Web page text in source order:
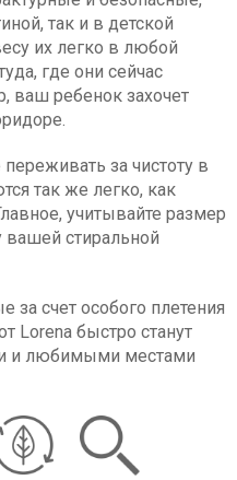
так и в детской
их легко в любой
где они сейчас
ваш ребенок захочет
за чистоту в
так же легко, как
учитывайте размер
стиральной
за счет особого плетения
Lorena быстро станут
и любимыми местами